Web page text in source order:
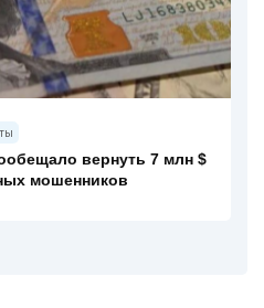
вернуть 7 млн $
мошенников